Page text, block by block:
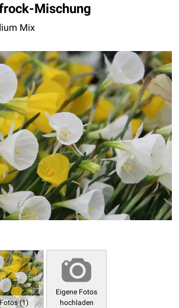
Mischung
Mix
Fotos (1)
Eigene Fotos
hochladen